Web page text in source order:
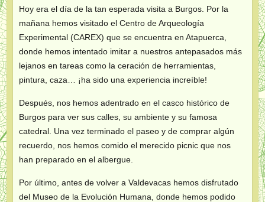
Hoy era el día de la tan esperada visita a Burgos. Por la
mañana hemos visitado el Centro de Arqueología
Experimental (CAREX) que se encuentra en Atapuerca,
donde hemos intentado imitar a nuestros antepasados más
lejanos en tareas como la ceración de herramientas,
pintura, caza… ¡ha sido una experiencia increíble!
Después, nos hemos adentrado en el casco histórico de
Burgos para ver sus calles, su ambiente y su famosa
catedral. Una vez terminado el paseo y de comprar algún
recuerdo, nos hemos comido el merecido picnic que nos
han preparado en el albergue.
Por último, antes de volver a Valdevacas hemos disfrutado
del Museo de la Evolución Humana, donde hemos podido